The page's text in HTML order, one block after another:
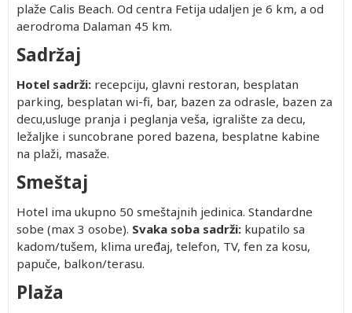
plaže Calis Beach. Od centra Fetija udaljen je 6 km, a od
aerodroma Dalaman 45 km.
Sadržaj
Hotel sadrži: recepciju, glavni restoran, besplatan
parking, besplatan wi-fi, bar, bazen za odrasle, bazen za
decu,usluge pranja i peglanja veša, igralište za decu,
ležaljke i suncobrane pored bazena, besplatne kabine
na plaži, masaže.
Smeštaj
Hotel ima ukupno 50 smeštajnih jedinica. Standardne
sobe (max 3 osobe). Svaka soba sadrži: kupatilo sa
kadom/tušem, klima uređaj, telefon, TV, fen za kosu,
papuče, balkon/terasu.
Plaža